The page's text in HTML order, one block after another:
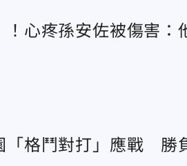
心疼孫安佐被傷害：
「格鬥對打」應戰 勝